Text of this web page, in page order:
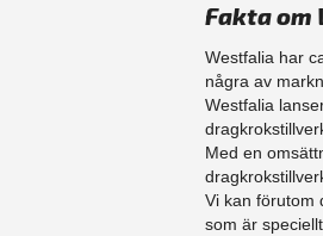
Fakta
Westfalia har
några av
Westfalia
Med en
Vi kan förutom
som är